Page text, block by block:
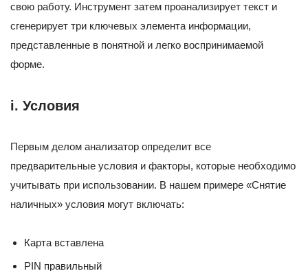
свою работу. Инструмент затем проанализирует текст и
сгенерирует три ключевых элемента информации,
представленные в понятной и легко воспринимаемой
форме.
i. Условия
Первым делом анализатор определит все
предварительные условия и факторы, которые необходимо
учитывать при использовании. В нашем примере «Снятие
наличных» условия могут включать:
Карта вставлена
PIN правильный